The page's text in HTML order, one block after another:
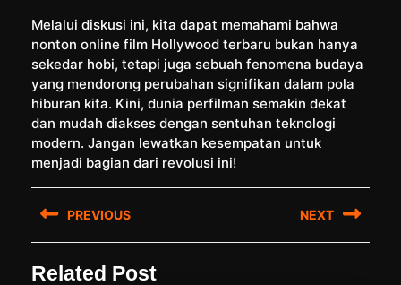
Melalui diskusi ini, kita dapat memahami bahwa
nonton online film Hollywood terbaru bukan hanya
sekedar hobi, tetapi juga sebuah fenomena budaya
yang mendorong perubahan signifikan dalam pola
hiburan kita. Kini, dunia perfilman semakin dekat
dan mudah diakses dengan sentuhan teknologi
modern. Jangan lewatkan kesempatan untuk
menjadi bagian dari revolusi ini!
navigation
PREVIOUS
post:
NEXT
Related Post